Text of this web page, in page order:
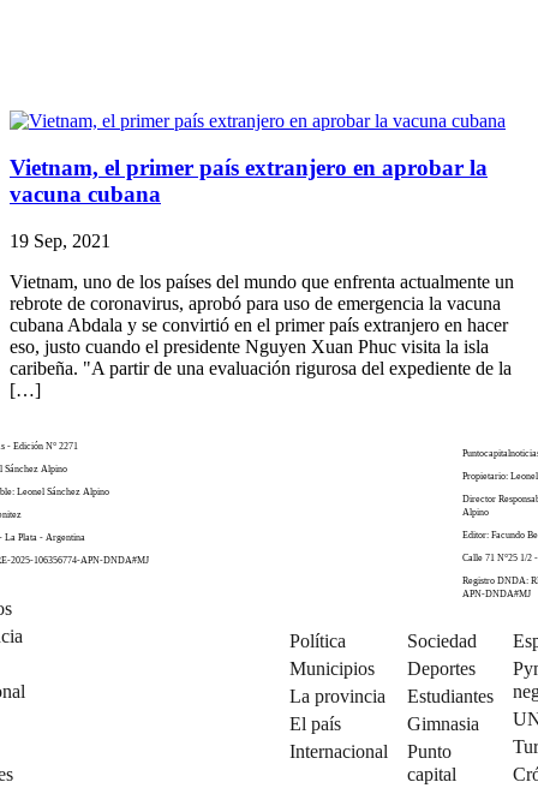
Vietnam, el primer país extranjero en aprobar la
vacuna cubana
19 Sep, 2021
Vietnam, uno de los países del mundo que enfrenta actualmente un
rebrote de coronavirus, aprobó para uso de emergencia la vacuna
cubana Abdala y se convirtió en el primer país extranjero en hacer
eso, justo cuando el presidente Nguyen Xuan Phuc visita la isla
caribeña. "A partir de una evaluación rigurosa del expediente de la
[…]
- Edición N° 2271
Sánchez Alpino
Leonel Sánchez Alpino
La Plata - Argentina
2025-106356774-APN-DNDA#MJ
Propietario:
Director
Alpino
Editor: Facundo
Calle 71 N°25 1/2
Registro DNDA:
APN-DNDA#MJ
Política
Municipios
La provincia
El país
Internacional
Sociedad
Deportes
Estudiantes
Gimnasia
Punto
capital